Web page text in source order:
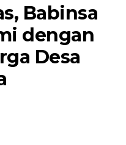
Babinsa
dengan
Desa